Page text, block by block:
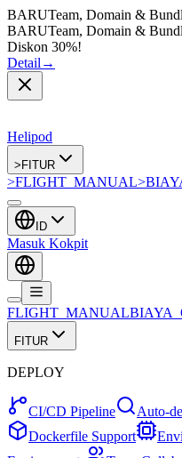
BARUTeam, Domain &
BARUTeam, Domain &
Diskon 30%!
Detail →
Helipod
> FITUR
>FLIGHT_MANUAL>
ID
Masuk Kokpit
FLIGHT_MANUAL
FITUR
DEPLOY
CI/CD Pipeline Auto-
Dockerfile Support